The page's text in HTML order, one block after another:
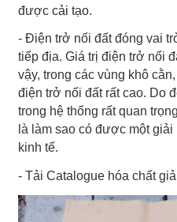
được cải tạo.
- Điện trở nối đất đóng vai
tiếp địa. Giá trị điện trở nối
vậy, trong các vùng khô
điện trở nối đất rất cao. Do
trong hệ thống rất quan
là làm sao có được một
kinh tế.
- Tải Catalogue hóa chất